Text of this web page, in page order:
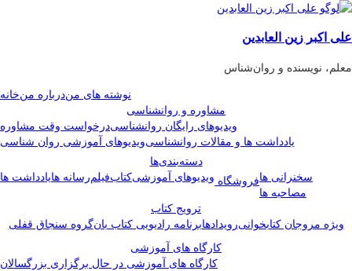
علی اکبر زین العابدین
معلم، نویسنده و روان‌شناس
خانهدرباره مننوشته های من
مشاوره و روانشناسی
درخواست وقت مشاورهویدیوهای رایگان روانشناسی
ویدیوهای آموزشی روان شناسییادداشت ها و مقالات روانشناسی
دسته‌بندی‌ها
یادداشت هارسانه ها فروشگاه فیلمکتابویدیوهای آموزشی
سخنرانی ها
مصاحبه ها
ترویج کتاب
گروه سنجاق قفلیبرنامه رادیویی کتاب بانرویدادهاویژه مروجان کتابخوانی
کارگاه های آموزشی
کارگاه های آموزشی در حال برگزاری بزرگسالان